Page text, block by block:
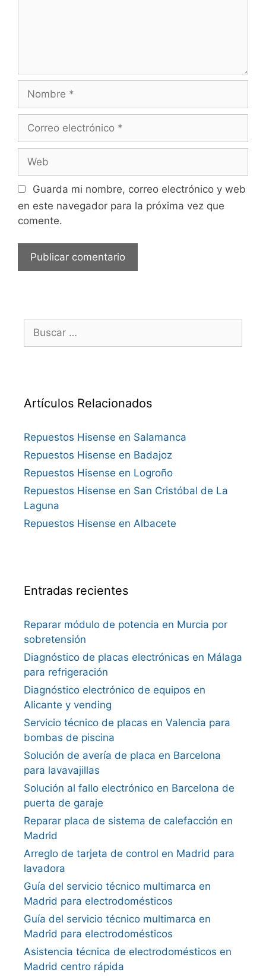
electrónico
Guarda mi nombre, correo electrónico y web
en este navegador para la próxima vez que
comente.
Buscar:
Artículos Relacionados
Repuestos Hisense en Salamanca
Repuestos Hisense en Badajoz
Repuestos Hisense en Logroño
Repuestos Hisense en San Cristóbal de La
Laguna
Repuestos Hisense en Albacete
Entradas recientes
Reparar módulo de potencia en Murcia por
sobretensión
Diagnóstico de placas electrónicas en Málaga
para refrigeración
Diagnóstico electrónico de equipos en
Alicante y vending
Servicio técnico de placas en Valencia para
bombas de piscina
Solución de avería de placa en Barcelona
para lavavajillas
Solución al fallo electrónico en Barcelona de
puerta de garaje
Reparar placa de sistema de calefacción en
Madrid
Arreglo de tarjeta de control en Madrid para
lavadora
Guía del servicio técnico multimarca en
Madrid para electrodomésticos
Guía del servicio técnico multimarca en
Madrid para electrodomésticos
Asistencia técnica de electrodomésticos en
Madrid centro rápida